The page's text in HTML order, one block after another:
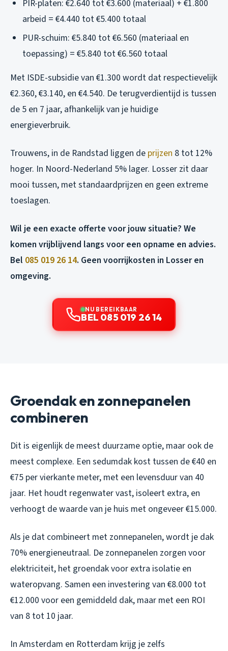
PIR-platen: €2.640 tot €3.600 (materiaal) + €1.800
arbeid = €4.440 tot €5.400 totaal
PUR-schuim: €5.840 tot €6.560 (materiaal en
toepassing) = €5.840 tot €6.560 totaal
Met ISDE-subsidie van €1.300 wordt dat respectievelijk
€2.360, €3.140, en €4.540. De terugverdientijd is tussen
de 5 en 7 jaar, afhankelijk van je huidige
energieverbruik.
Trouwens, in de Randstad liggen de prijzen 8 tot 12%
hoger. In Noord-Nederland 5% lager. Losser zit daar
mooi tussen, met standaardprijzen en geen extreme
toeslagen.
Wil je een exacte offerte voor jouw situatie? We
komen vrijblijvend langs voor een opname en advies.
Bel 085 019 26 14. Geen voorrijkosten in Losser en
omgeving.
NU BEREIKBAAR
BEL 085 019 26 14
Groendak en zonnepanelen
combineren
Dit is eigenlijk de meest duurzame optie, maar ook de
meest complexe. Een sedumdak kost tussen de €40 en
€75 per vierkante meter, met een levensduur van 40
jaar. Het houdt regenwater vast, isoleert extra, en
verhoogt de waarde van je huis met ongeveer €15.000.
Als je dat combineert met zonnepanelen, wordt je dak
70% energieneutraal. De zonnepanelen zorgen voor
elektriciteit, het groendak voor extra isolatie en
wateropvang. Samen een investering van €8.000 tot
€12.000 voor een gemiddeld dak, maar met een ROI
van 8 tot 10 jaar.
In Amsterdam en Rotterdam krijg je zelfs